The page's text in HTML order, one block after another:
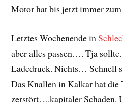
Motor hat bis jetzt immer
Letztes Wochenende in
aber alles passen…. Tja
Ladedruck. Nichts… Schnell
Das Knallen in Kalkar hat die
zerstört….kapitaler Schaden.